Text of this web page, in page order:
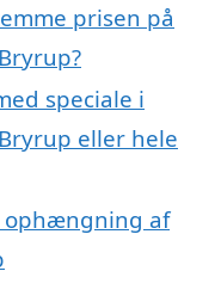
prisen på
speciale i
eller hele
ophængning af